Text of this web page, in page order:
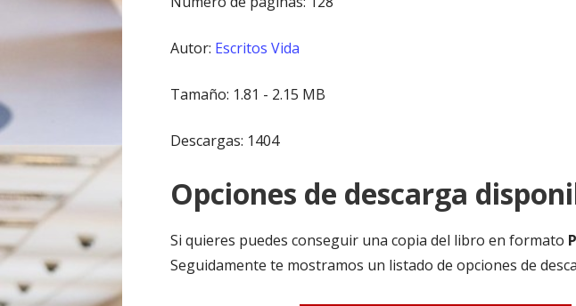
Autor: Escritos Vida
Tamaño: 1.81 - 2.15 MB
Descargas: 1404
Opciones de descarga
Si quieres puedes conseguir una copia del libro en formato
Seguidamente te mostramos un listado de opciones de